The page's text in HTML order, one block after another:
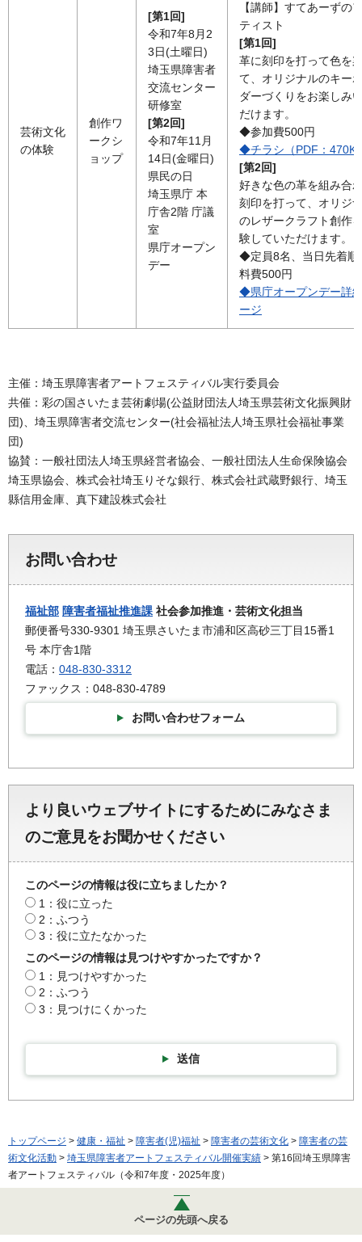
芸術文化
の体験
創作ワ
ークシ
ョップ
[第1回]
令和7年8月2
3日(土曜日)
埼玉県障害者
交流センター
研修室
[第2回]
令和7年11月
14日(金曜日)
県民の日
埼玉県庁 本
庁舎2階 庁議
室
県庁オープン
デー
【講師】すてあーずの
ティスト
[第1回]
革に刻印を打って色を
て、オリジナルのキー
ダーづくりをお楽しみ
だけます。
◆参加費500円
◆チラシ（PDF：
[第2回]
好きな色の革を組み合
刻印を打って、オリジ
のレザークラフト創作
験していただけます。
◆定員8名、当日先着順
料費500円
◆県庁オープンデー詳
ージ
主催：埼玉県障害者アートフェスティバル実行委員会
共催：彩の国さいたま芸術劇場(公益財団法人埼玉県芸術文化振興財
団)、埼玉県障害者交流センター(社会福祉法人埼玉県社会福祉事業
団)
協賛：一般社団法人埼玉県経営者協会、一般社団法人生命保険協会
埼玉県協会、株式会社埼玉りそな銀行、株式会社武蔵野銀行、埼玉
縣信用金庫、真下建設株式会社
お問い合わせ
福祉部 障害者福祉推進課 社会参加推進・芸術文化担当
郵便番号330-9301 埼玉県さいたま市浦和区高砂三丁目15番1
号 本庁舎1階
電話： 048-830-3312
ファックス：048-830-4789
お問い合わせフォーム
より良いウェブサイトにするためにみなさま
のご意見をお聞かせください
このページの情報は役に立ちましたか？
1：役に立った
2：ふつう
3：役に立たなかった
このページの情報は見つけやすかったですか？
1：見つけやすかった
2：ふつう
3：見つけにくかった
送信
トップページ > 健康・福祉 > 障害者(児)福祉 > 障害者の芸術文化 > 障害者の芸
術文化活動 > 埼玉県障害者アートフェスティバル開催実績 > 第16回埼玉県障害
者アートフェスティバル（令和7年度・2025年度）
ページの先頭へ戻る